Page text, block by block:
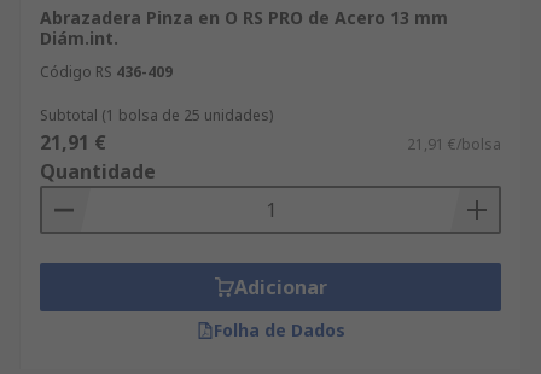
Abrazadera Pinza en O RS PRO de Acero 13 mm
Diám.int.
Código RS 436-409
Subtotal (1 bolsa de 25 unidades)
21,91 € 21,91 €/bolsa
Quantidade
Adicionar
Folha de Dados